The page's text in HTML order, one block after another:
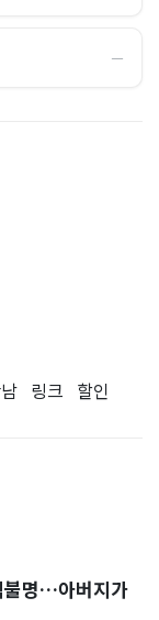
―
53개 중소기업이
링크 할인
불명…아버지가